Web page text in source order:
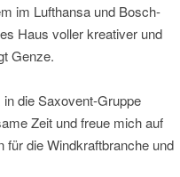
im Lufthansa und Bosch-
Haus voller kreativer und
Genze.
die Saxovent-Gruppe
Zeit und freue mich auf
für die Windkraftbranche und